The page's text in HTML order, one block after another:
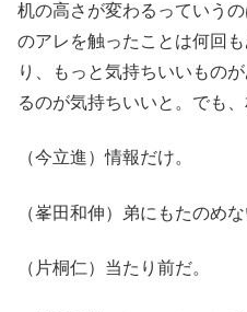
机の高さが変わるっていう
のアレを触ったことは何回
り、もっと気持ちいいもの
るのが気持ちいいと。でも、
（今立進）情報だけ。
（峯田和伸）弟にもたのめな
（片桐仁）当たり前だ。